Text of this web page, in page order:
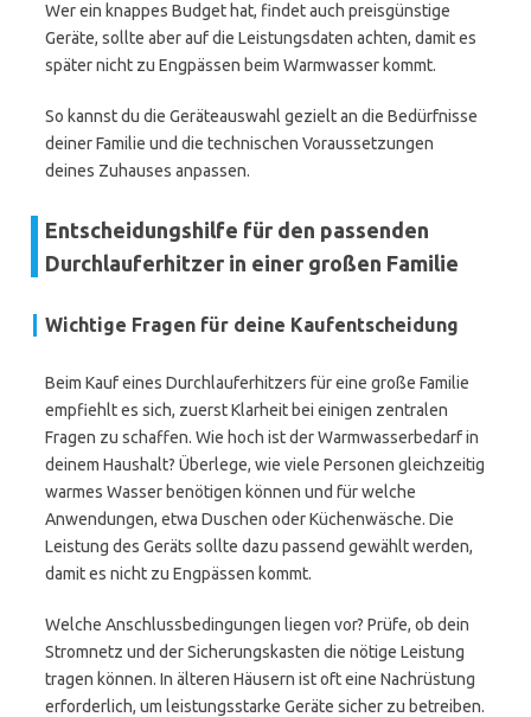
Wer ein knappes Budget hat, findet auch preisgünstige
Geräte, sollte aber auf die Leistungsdaten achten, damit es
später nicht zu Engpässen beim Warmwasser kommt.
So kannst du die Geräteauswahl gezielt an die Bedürfnisse
deiner Familie und die technischen Voraussetzungen
deines Zuhauses anpassen.
Entscheidungshilfe für den passenden
Durchlauferhitzer in einer großen Familie
Wichtige Fragen für deine Kaufentscheidung
Beim Kauf eines Durchlauferhitzers für eine große Familie
empfiehlt es sich, zuerst Klarheit bei einigen zentralen
Fragen zu schaffen. Wie hoch ist der Warmwasserbedarf in
deinem Haushalt? Überlege, wie viele Personen gleichzeitig
warmes Wasser benötigen können und für welche
Anwendungen, etwa Duschen oder Küchenwäsche. Die
Leistung des Geräts sollte dazu passend gewählt werden,
damit es nicht zu Engpässen kommt.
Welche Anschlussbedingungen liegen vor? Prüfe, ob dein
Stromnetz und der Sicherungskasten die nötige Leistung
tragen können. In älteren Häusern ist oft eine Nachrüstung
erforderlich, um leistungsstarke Geräte sicher zu betreiben.